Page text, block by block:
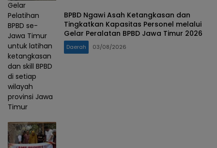
Gelar
Pelatihan
BPBD se-
Jawa Timur
untuk latihan
ketangkasan
dan skill BPBD
di setiap
wilayah
provinsi Jawa
Timur
BPBD Ngawi Asah Ketangkasan dan
Tingkatkan Kapasitas Personel melalui
Gelar Peralatan BPBD Jawa Timur 2026
Daerah 03/08/2026